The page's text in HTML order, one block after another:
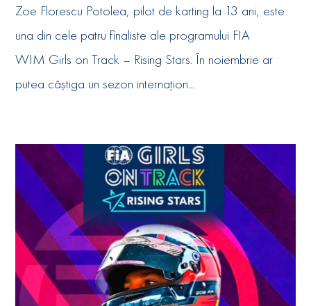
Zoe Florescu Potolea, pilot de karting la 13 ani, este
una din cele patru finaliste ale programului FIA
WIM Girls on Track – Rising Stars. În noiembrie ar
putea câștiga un sezon internațion...